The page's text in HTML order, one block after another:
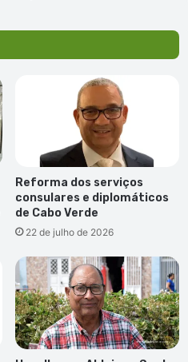
Reforma dos serviços
consulares e diplomáticos
de Cabo Verde
22 de julho de 2026